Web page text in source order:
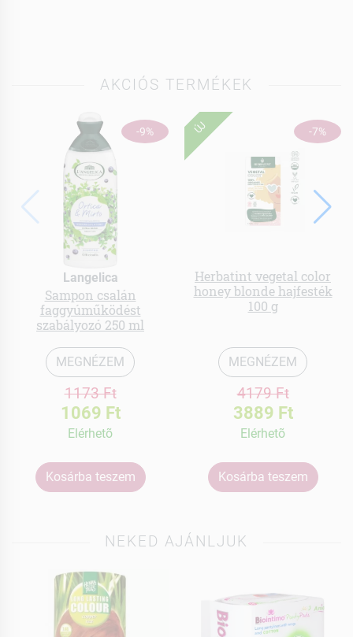
AKCIÓS TERMÉKEK
-9%
Langelica
Sampon csalán
faggyúműködést
szabályozó 250 ml
MEGNÉZEM
1173 Ft
1069 Ft
Elérhetõ
Kosárba teszem
-7%
ÚJ
Herbatint vegetal color
honey blonde hajfesték
100 g
MEGNÉZEM
4179 Ft
3889 Ft
Elérhetõ
Kosárba teszem
NEKED AJÁNLJUK